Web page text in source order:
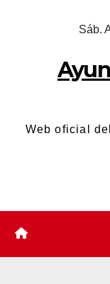
Sáb.
Web oficial